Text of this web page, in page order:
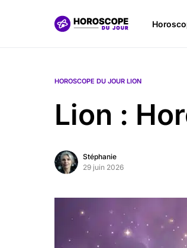
HOROSCOPE DU JOUR LION
Lion :
Stéphanie
29 juin 2026